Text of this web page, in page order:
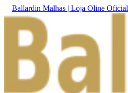
Ballardin Malhas | Loja Oline Oficial